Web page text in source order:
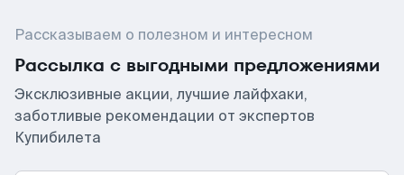
Рассказываем о полезном и интересном
Рассылка с выгодными предложениями
Эксклюзивные акции, лучшие лайфхаки,
заботливые рекомендации от экспертов
Купибилета